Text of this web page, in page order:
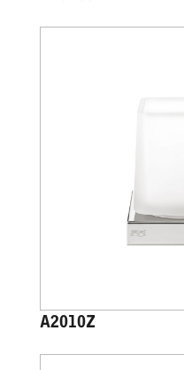
A2010Z